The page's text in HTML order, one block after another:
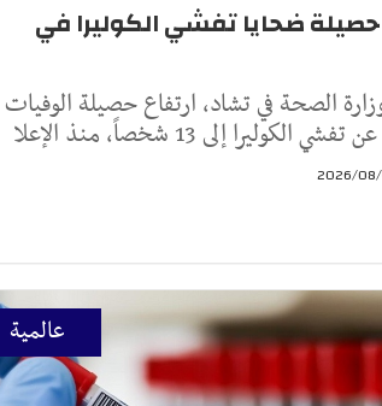
حصيلة ضحايا تفشي الكوليرا في
الصحة في تشاد، ارتفاع حصيلة الوفيات
الكوليرا إلى 13 شخصاً، منذ الإعلا
عالمية